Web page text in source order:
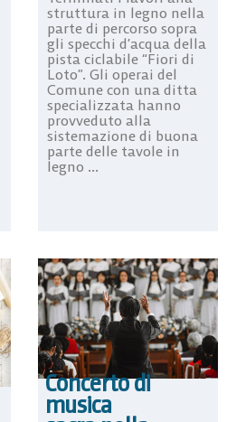
struttura in legno nella
parte di percorso sopra
gli specchi d’acqua della
pista ciclabile “Fiori di
Loto”. Gli operai del
Comune con una ditta
specializzata hanno
provveduto alla
sistemazione di buona
parte delle tavole in
legno ...
Concerto di
musica